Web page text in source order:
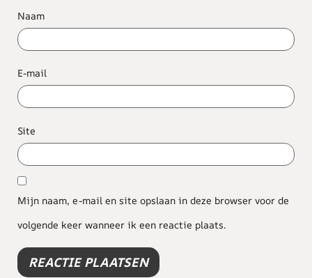
Naam
E-mail
Site
Mijn naam, e-mail en site opslaan in deze browser voor de
volgende keer wanneer ik een reactie plaats.